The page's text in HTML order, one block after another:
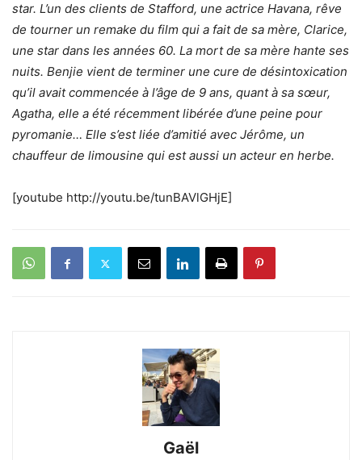
star. L’un des clients de Stafford, une actrice Havana, rêve
de tourner un remake du film qui a fait de sa mère, Clarice,
une star dans les années 60. La mort de sa mère hante ses
nuits. Benjie vient de terminer une cure de désintoxication
qu’il avait commencée à l’âge de 9 ans, quant à sa sœur,
Agatha, elle a été récemment libérée d’une peine pour
pyromanie… Elle s’est liée d’amitié avec Jérôme, un
chauffeur de limousine qui est aussi un acteur en herbe.
[youtube http://youtu.be/tunBAVlGHjE]
Gaël